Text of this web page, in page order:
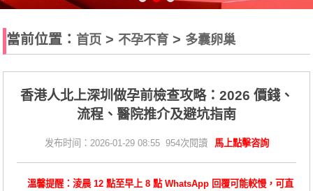
當前位置： 首页 > 不孕不育 > 多囊卵巢
香港人北上深圳做孕前檢查攻略：2026 價錢、
流程、醫院推介及避坑指南
发布时间：2026-01-29 08:55 954次閱讀 馬上點擊咨詢
溫馨提醒：淩晨 12 點至早上 8 點 WhatsApp 回覆可能較慢，可直